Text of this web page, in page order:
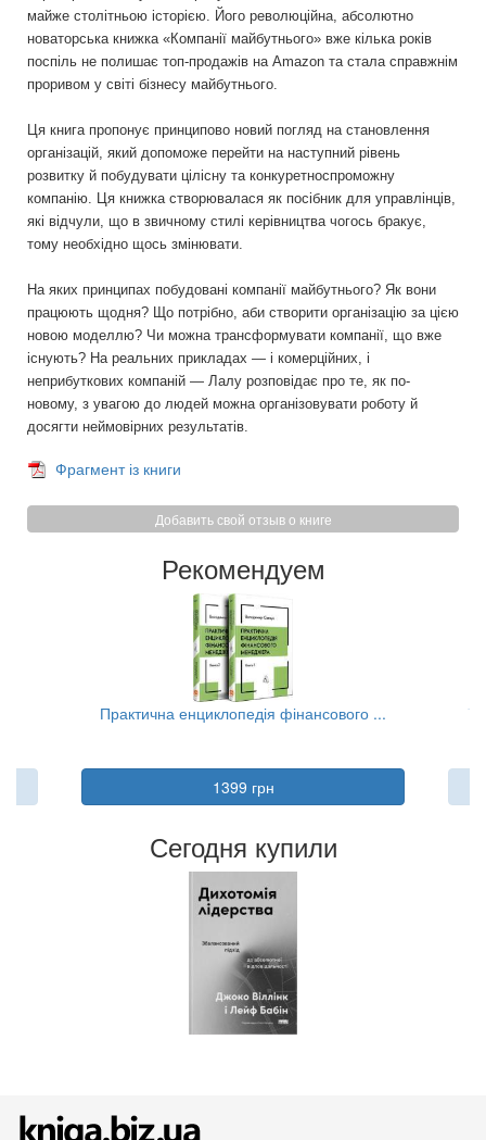
майже столітньою історією. Його революційна, абсолютно
новаторська книжка «Компанії майбутнього» вже кілька років
поспіль не полишає топ-продажів на Amazon та стала справжнім
проривом у світі бізнесу майбутнього.
Ця книга пропонує принципово новий погляд на становлення
організацій, який допоможе перейти на наступний рівень
розвитку й побудувати цілісну та конкуретноспроможну
компанію. Ця книжка створювалася як посібник для управлінців,
які відчули, що в звичному стилі керівництва чогось бракує,
тому необхідно щось змінювати.
На яких принципах побудовані компанії майбутнього? Як вони
працюють щодня? Що потрібно, аби створити організацію за цією
новою моделлю? Чи можна трансформувати компанії, що вже
існують? На реальних прикладах — і комерційних, і
неприбуткових компаній — Лалу розповідає про те, як по-
новому, з увагою до людей можна організовувати роботу й
досягти неймовірних результатів.
Фрагмент із книги
Добавить свой отзыв о книге
Рекомендуем
Практична енциклопедія фінансового ...
1399 грн
Сегодня купили